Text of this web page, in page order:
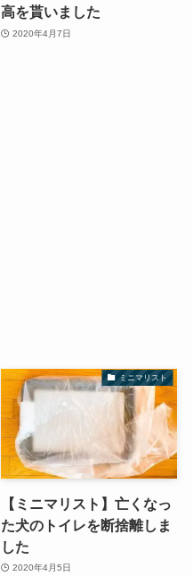
高を貰いました
2020年4月7日
ミニマリスト
【ミニマリスト】亡くなっ
た犬のトイレを断捨離しま
した
2020年4月5日